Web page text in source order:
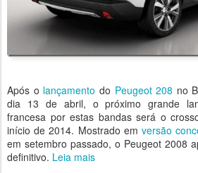
Após o lançamento do Peugeot 208 no
dia 13 de abril, o próximo grande
francesa por estas bandas será o
início de 2014. Mostrado em versão
em setembro passado, o Peugeot 2008
definitivo. Leia mais